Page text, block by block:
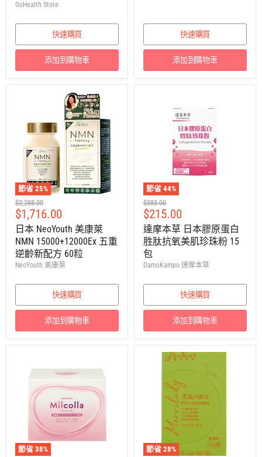
GoHealth Store
快速購買
添加到購物車
快速購買
添加到購物車
節省 25%
建
議
零
售
價
$2,288.00
售
價
$1,716.00
日本 NeoYouth 美康萊
NMN 15000+12000Ex 五重
逆齡新配方 60粒
NeoYouth 美康萊
快速購買
添加到購物車
節省 44%
建
議
零
售
價
$383.00
售
價
$215.00
達摩本草 日本膠原蛋白
胜肽抗氧美肌珍珠粉 15
包
DamoKampo 達摩本草
快速購買
添加到購物車
節省 38%
節省 28%